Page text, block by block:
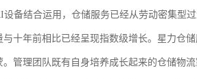
设备结合运用，仓储服务已经从劳动密集型
与十年前相比已经呈现指数级增长。星力仓
。管理团队既有自身培养成长起来的仓储物